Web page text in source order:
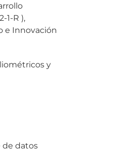
1-R ),
e Innovación
y
de datos